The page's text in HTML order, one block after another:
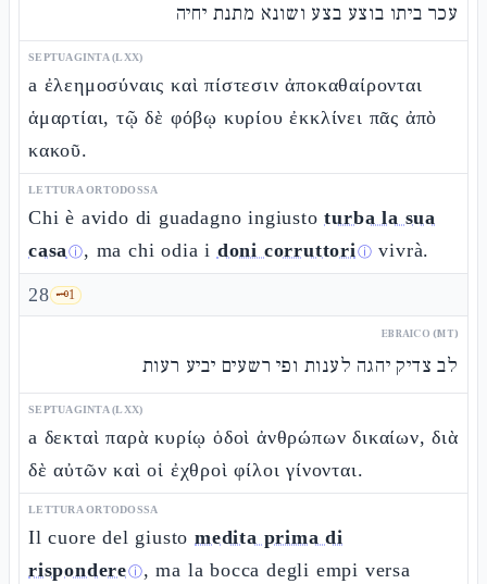
עכר ביתו בוצע בצע ושונא מתנת יחיה
SEPTUAGINTA (LXX)
a ἐλεημοσύναις καὶ πίστεσιν ἀποκαθαίρονται
ἁμαρτίαι, τῷ δὲ φόβῳ κυρίου ἐκκλίνει πᾶς ἀπὸ
κακοῦ.
LETTURA ORTODOSSA
Chi è avido di guadagno ingiustoturba la sua
casaⓘ, ma chi odia i doni corruttoriⓘ vivrà.
28 🗝️1
EBRAICO (MT)
לב צדיק יהגה לענות ופי רשעים יביע רעות
SEPTUAGINTA (LXX)
a δεκταὶ παρὰ κυρίῳ ὁδοὶ ἀνθρώπων δικαίων, διὰ
δὲ αὐτῶν καὶ οἱ ἐχθροὶ φίλοι γίνονται.
LETTURA ORTODOSSA
Il cuore del giusto medita prima di
rispondereⓘ, ma la bocca degli empi versa